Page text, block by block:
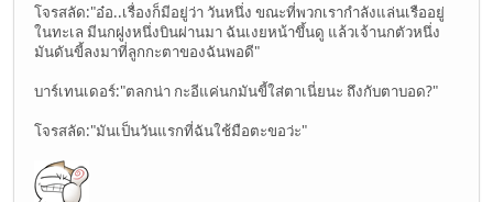
โจรสลัด:"อ๋อ..เรื่องก็มีอยู่ว่า วันหนึ่ง ขณะที่พวกเรากำลังแล่นเรืออยู่
ในทะเล มีนกฝูงหนึ่งบินผ่านมา ฉันเงยหน้าขึ้นดู แล้วเจ้านกตัวหนึ่ง
มันดันขี้ลงมาที่ลูกกะตาของฉันพอดี"
บาร์เทนเดอร์:"ตลกน่า กะอีแค่นกมันขี้ใส่ตาเนี่ยนะ ถึงกับตาบอด?"
โจรสลัด:"มันเป็นวันแรกที่ฉันใช้มือตะขอว่ะ"